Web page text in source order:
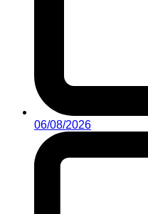
06/08/2026